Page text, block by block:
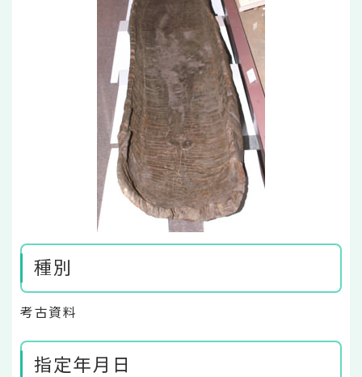
種別
考古資料
指定年月日